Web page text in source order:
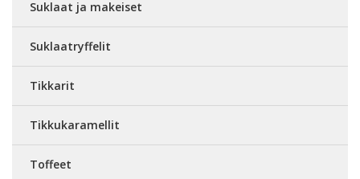
Suklaat ja makeiset
Suklaatryffelit
Tikkarit
Tikkukaramellit
Toffeet